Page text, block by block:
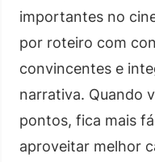
importantes no
por roteiro com
convincentes e
narrativa. Quando
pontos, fica mais
aproveitar melhor